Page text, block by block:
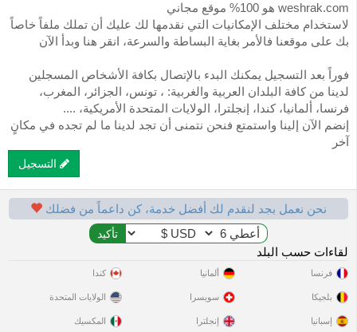
weshrak.com هو 100% موقع مجاني
لاستخدام مختلف الإمكانيات التي نقدمها لك عليك أن تملك ملفاً خاصاً
بك على موقعنا فالأمر بغاية البساطة والسرعة، انقر هنا وبدأ الآن
فوراً بعد التسجيل يمكنك البدء بالإتصال بكافة الأشخاص المسجلين
لدينا من كافة البلدان العربية والغربية: ، تونس، الجزائر، المغرب،
فرنسا، ألمانيا، كندا، إنجلترا، الولايات المتحدة الأمريكية، ....
إنضم الآن إلينا واستمتع فنحن نتمنى أن تجد لدينا ما لم تجده في مكانٍ
آخر
التسجيل
نحن نعمل بجد لنقدم لك أفضل خدمة، كن داعماً من فضلك
لقاءات حسب البلد
فرنسا
بلجيكا
إسبانيا
ألمانيا
سويسرا
إنجلترا
كندا
الولايات المتحدة
المكسيك